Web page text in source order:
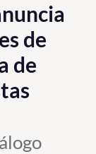
de
de